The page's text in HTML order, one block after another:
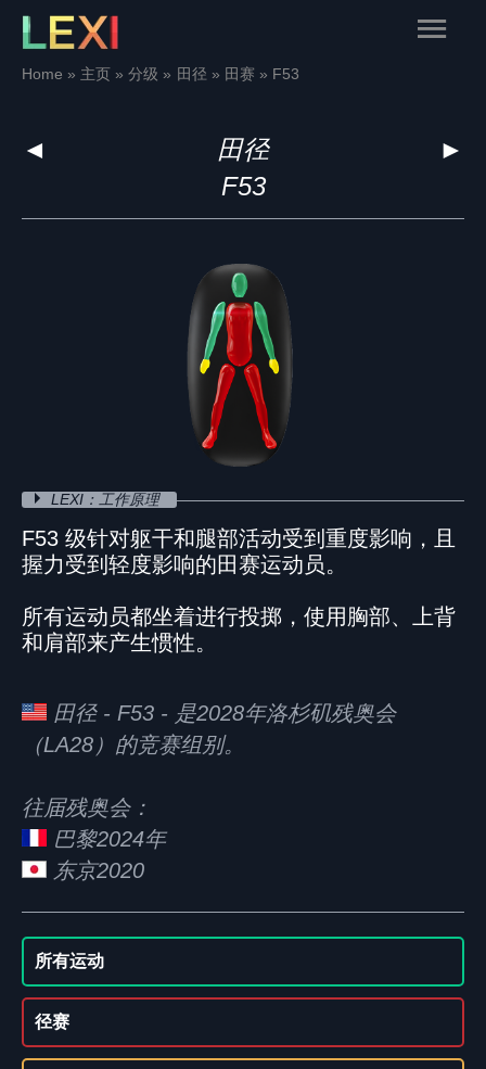
Skip
content
Main
Home 主页 分级 田径 田赛 F53
◄ ►
田径
F53
LEXI：工作原理
F53 级针对躯干和腿部活动受到重度影响，且
握力受到轻度影响的田赛运动员。
所有运动员都坐着进行投掷，使用胸部、上背
和肩部来产生惯性。
田径 - F53 - 是2028年洛杉矶残奥会
（LA28）的竞赛组别。
往届残奥会：
巴黎2024年
东京2020
所有运动
径赛